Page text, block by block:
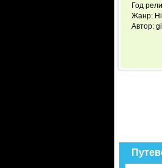
Год
Жанр:
Автор: